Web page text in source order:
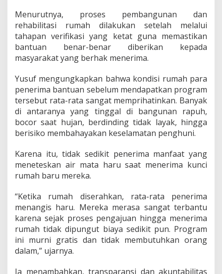
Menurutnya, proses pembangunan dan
rehabilitasi rumah dilakukan setelah melalui
tahapan verifikasi yang ketat guna memastikan
bantuan benar-benar diberikan kepada
masyarakat yang berhak menerima.
Yusuf mengungkapkan bahwa kondisi rumah para
penerima bantuan sebelum mendapatkan program
tersebut rata-rata sangat memprihatinkan. Banyak
di antaranya yang tinggal di bangunan rapuh,
bocor saat hujan, berdinding tidak layak, hingga
berisiko membahayakan keselamatan penghuni.
Karena itu, tidak sedikit penerima manfaat yang
meneteskan air mata haru saat menerima kunci
rumah baru mereka.
“Ketika rumah diserahkan, rata-rata penerima
menangis haru. Mereka merasa sangat terbantu
karena sejak proses pengajuan hingga menerima
rumah tidak dipungut biaya sedikit pun. Program
ini murni gratis dan tidak membutuhkan orang
dalam,” ujarnya.
Ia menambahkan, transparansi dan akuntabilitas